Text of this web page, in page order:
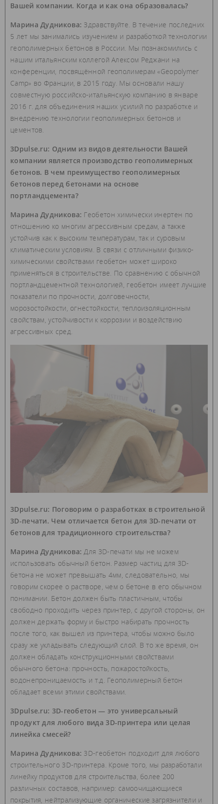
Вашей компании. Когда и как она образовалась?
Марина Дудникова: Здравствуйте. В течение последних
5 лет мы занимались изучением и разработкой технологии
геополимерных бетонов в России. Мы познакомились с
нашим итальянским коллегой Алексом Реджани на
конференции, посвящённой геополимерам «Geopolymer
Camp» во Франции, в 2015 году. Мы основали нашу
совместную российско-итальянскую компанию в январе
2016 г. для объединения наших усилий по разработке и
внедрению технологии геополимерных бетонов и
цементов.
3Dpulse.ru: Одним из видов деятельности Вашей
компании является производство геополимерных
бетонов. В чем преимущество геополимерных
бетонов перед бетонами на основе
портландцемента?
Марина Дудникова: Геобетон химически инертен по
отношению ко многим агрессивным средам, а также
устойчив как к высоким температурам, так и суровым
климатическим условиям. В связи с отличными физико-
химическими свойствами геобетон может широко
применяться в строительстве. По сравнению с обычной
портландцементной технологией, геобетон имеет лучшие
показатели по прочности, долговечности,
морозостойкости, огнестойкости, теплоизоляционным
свойствам, устойчивости к коррозии и воздействию
агрессивных сред.
3Dpulse.ru: Поговорим о разработках в строительной
3D-печати. Чем отличается бетон для 3D-печати от
бетонов для традиционного строительства?
Марина Дудникова: Для 3D-печати мы не можем
использовать обычный бетон. Размер частиц для 3D-
бетона не может превышать 4мм, следовательно, мы
говорим скорее о растворе, чем о бетоне в его обычном
понимании. Бетон должен быть пластичным, чтобы
свободно проходить через принтер, с другой стороны, он
должен держать форму и быстро набирать прочность
после того, как вышел из принтера, чтобы можно было
сразу же укладывать следующий слой. В то же время, он
должен обладать конструкционными свойствами
обычного бетона: прочность, пожаростойкость,
водонепроницаемость и т.д. Геополимерный бетон
обладает всеми этими свойствами.
3Dpulse.ru: 3D-геобетон — это универсальный
продукт для любого вида 3D-принтера или целая
линейка смесей?
Марина Дудникова: 3D-геобетон подходит для любого
строительного 3D-принтера. Кроме того, мы разработали
линейку продуктов для строительства, более 200
различных составов, например: самоочищающиеся
покрытия, нейтрализующие органические загрязнители и